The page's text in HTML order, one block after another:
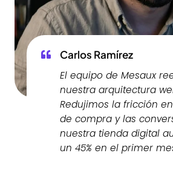
Carlos Ramírez
El equipo de Mesaux
nuestra arquitectura
Redujimos la fricción
de compra y las
nuestra tienda digital
un 45% en el primer